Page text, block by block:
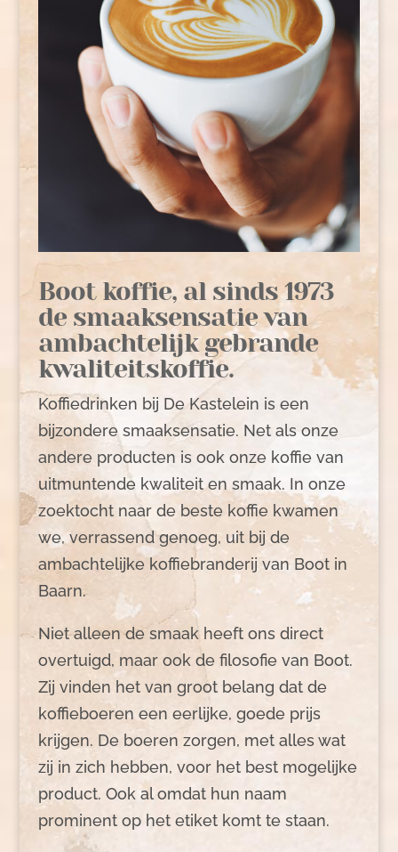
Boot koffie, al sinds 1973
de smaaksensatie van
ambachtelijk gebrande
kwaliteitskoffie.
Koffiedrinken bij De Kastelein is een
bijzondere smaaksensatie. Net als onze
andere producten is ook onze koffie van
uitmuntende kwaliteit en smaak. In onze
zoektocht naar de beste koffie kwamen
we, verrassend genoeg, uit bij de
ambachtelijke koffiebranderij van Boot in
Baarn.
Niet alleen de smaak heeft ons direct
overtuigd, maar ook de filosofie van Boot.
Zij vinden het van groot belang dat de
koffieboeren een eerlijke, goede prijs
krijgen. De boeren zorgen, met alles wat
zij in zich hebben, voor het best mogelijke
product. Ook al omdat hun naam
prominent op het etiket komt te staan.